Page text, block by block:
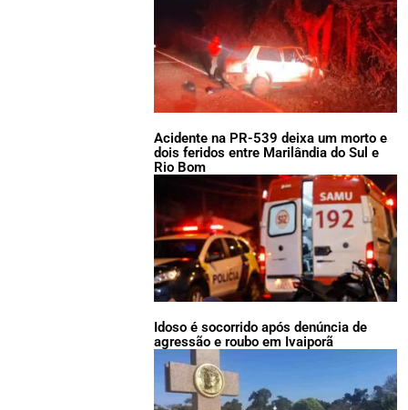
Acidente na PR-539 deixa um morto e
dois feridos entre Marilândia do Sul e
Rio Bom
Idoso é socorrido após denúncia de
agressão e roubo em Ivaiporã